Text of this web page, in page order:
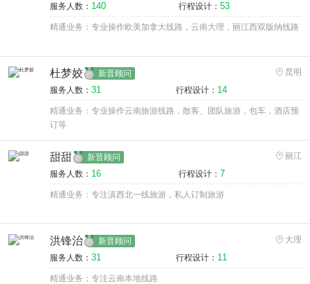
服务人数： 140 行程设计： 53
精通业务：专业操作欧美加拿大线路，云南大理，丽江西双版纳线路
杜梦姣 新晋顾问
昆明
服务人数： 31 行程设计： 14
精通业务：专业操作云南旅游线路，散客、团队旅游，包车，酒店预
订等
甜甜 新晋顾问
丽江
服务人数： 16 行程设计： 7
精通业务：专注滇西北一线旅游，私人订制旅游
洪锋治 新晋顾问
大理
服务人数： 31 行程设计： 11
精通业务：专注云南本地线路